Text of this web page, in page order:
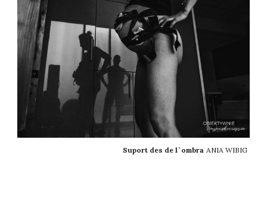
Suport des de l`ombra ANIA WIBIG